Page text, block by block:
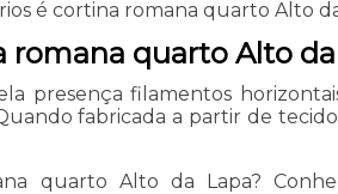
é cortina romana quarto Alto
romana quarto Alto
presença filamentos
fabricada a partir de
quarto Alto da Lapa?